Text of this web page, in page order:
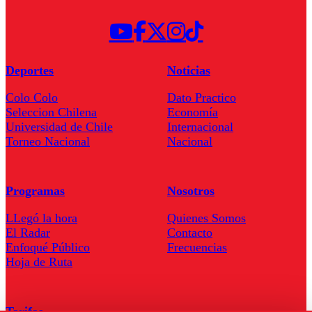
Deportes
Colo Colo
Seleccion Chilena
Universidad de Chile
Torneo Nacional
Noticias
Dato Practico
Economía
Internacional
Nacional
Programas
LLegó la hora
El Radar
Enfoqué Público
Hoja de Ruta
Nosotros
Quienes Somos
Contacto
Frecuencias